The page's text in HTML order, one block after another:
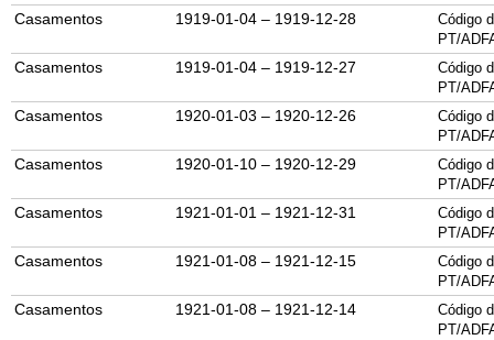
Casamentos 1919-01-04 – 1919-12-28
Código
PT/
Casamentos 1919-01-04 – 1919-12-27
Código
PT/
Casamentos 1920-01-03 – 1920-12-26
Código
PT/
Casamentos 1920-01-10 – 1920-12-29
Código
PT/
Casamentos 1921-01-01 – 1921-12-31
Código
PT/
Casamentos 1921-01-08 – 1921-12-15
Código
PT/
Casamentos 1921-01-08 – 1921-12-14
Código
PT/